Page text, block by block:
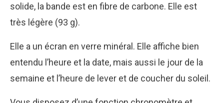
solide, la bande est en fibre de carbone. Elle est
très légère (93 g).
Elle a un écran en verre minéral. Elle affiche bien
entendu l’heure et la date, mais aussi le jour de la
semaine et l’heure de lever et de coucher du soleil.